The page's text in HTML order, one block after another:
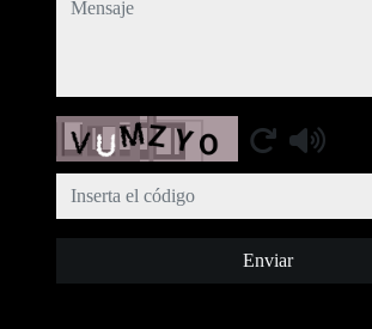
Captcha
Enviar